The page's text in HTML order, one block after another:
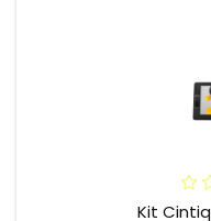
Kit Cintiq